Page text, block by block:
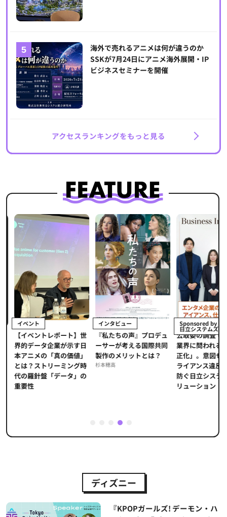
海外で売れるアニメは何が違うのか
SSKが7月24日にアニメ海外展開・IP
ビジネスセミナーを開催
アクセスランキングをもっと見る
イベント
【イベントレポート】世
界的データ企業が示す日
本アニメの「真の価値」
とは？ストリーミング時
代の羅針盤「データ」の
重要性
インタビュー
『私たちの声』プロデュ
ーサーが考える国際共同
製作のメリットとは？
杉本穂高
Sponsored by 株
日立システムズ
公​​取委の調査で
業界に問われる
正化」。意図せ
ライアンス違反
防ぐ日立システ
リューション​
4
ディズニー
『KPOPガールズ! デーモン・ハ